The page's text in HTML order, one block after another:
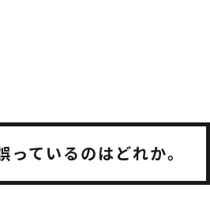
っているのはどれか。